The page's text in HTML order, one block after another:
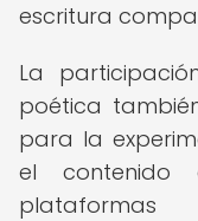
escritura
La
poética
para la
el contenido